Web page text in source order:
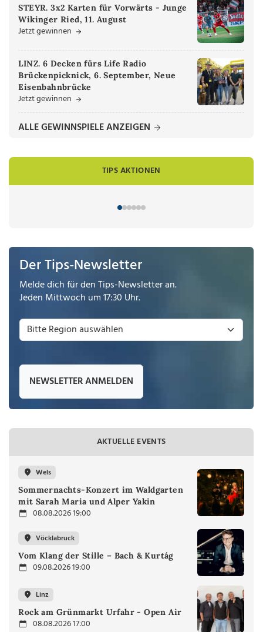
STEYR. 3x2 Karten für Vorwärts - Junge
Wikinger Ried, 11. August
Jetzt gewinnen
LINZ. 6 Decken fürs Life Radio
Brückenpicknick, 6. September, Neue
Eisenbahnbrücke
Jetzt gewinnen
ALLE GEWINNSPIELE ANZEIGEN
TIPS AKTIONEN
Der Tips-Newsletter
Melde dich für den Tips-Newsletter an.
Jeden Mittwoch um 17:30 Uhr.
NEWSLETTER ANMELDEN
AKTUELLE EVENTS
Wels
Sommernachts-Konzert im Waldgarten
mit Sarah Maria und Alper Yakin
08.08.2026 19:00
Vöcklabruck
Vom Klang der Stille – Bach & Kurtág
09.08.2026 19:00
Linz
Rock am Grünmarkt Urfahr - Open Air
08.08.2026 17:00